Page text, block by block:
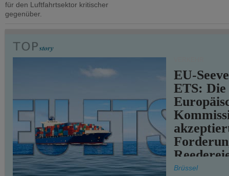
für den Luftfahrtsektor kritischer
gegenüber.
EU-
ETS: Die
teilweise.
Brüssel